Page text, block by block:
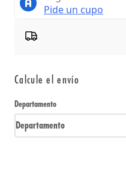
Calcule el envío
Departamento
Departamento